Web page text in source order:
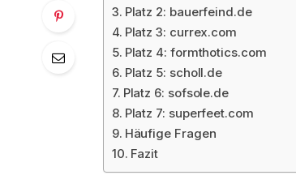
Platz 2: bauerfeind.de
Platz 3: currex.com
Platz 4: formthotics.com
Platz 5: scholl.de
Platz 6: sofsole.de
Platz 7: superfeet.com
Häufige Fragen
Fazit